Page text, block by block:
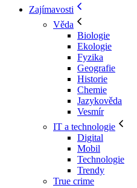
Zajímavosti
Věda
Biologie
Ekologie
Fyzika
Geografie
Historie
Chemie
Jazykověda
Vesmír
IT a technologie
Digital
Mobil
Technologie
Trendy
True crime